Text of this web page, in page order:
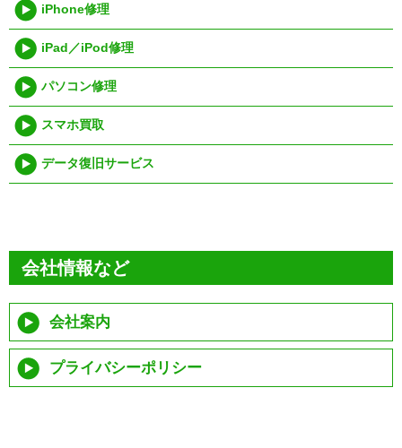
iPhone修理
iPad／iPod修理
パソコン修理
スマホ買取
データ復旧サービス
会社情報など
会社案内
プライバシーポリシー